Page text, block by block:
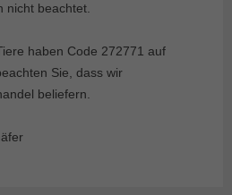
nicht beachtet.
haben Code 272771 auf
Sie, dass wir
beliefern.